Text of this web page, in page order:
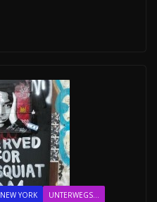
NEW YORK UNTERWEGS...